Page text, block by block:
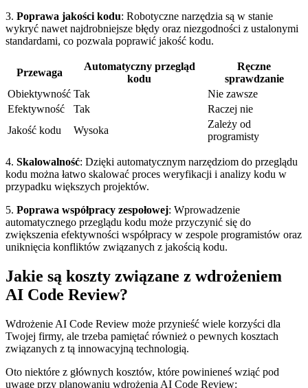
3. Poprawa​ jakości‌ kodu: Robotyczne narzędzia są w stanie
⁤wykryć nawet najdrobniejsze błędy oraz niezgodności z ustalonymi
standardami, co pozwala poprawić jakość kodu.
Przewaga
Automatyczny przegląd
kodu
Ręczne
sprawdzanie
Obiektywność Tak
Nie zawsze
Efektywność
Tak
Raczej nie
Jakość kodu
Wysoka
Zależy ⁤od
programisty
4. Skalowalność: Dzięki automatycznym‌ narzędziom do przeglądu
kodu można łatwo skalować proces weryfikacji ​i analizy kodu w
przypadku większych projektów.
5. Poprawa współpracy zespołowej: Wprowadzenie
automatycznego przeglądu ⁣kodu może przyczynić się do ​
zwiększenia efektywności współpracy w zespole programistów oraz
uniknięcia konfliktów związanych z jakością ⁣kodu.
Jakie są koszty związane z wdrożeniem
AI Code Review?
Wdrożenie AI Code Review może⁤ przynieść wiele korzyści dla
Twojej firmy, ale trzeba pamiętać​ również o pewnych kosztach
związanych z tą ​innowacyjną technologią.
Oto niektóre z głównych kosztów,​ które powinieneś wziąć pod
uwagę ⁢przy planowaniu wdrożenia AI ⁢Code Review: